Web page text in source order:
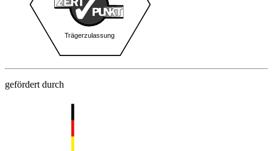
gefördert durch